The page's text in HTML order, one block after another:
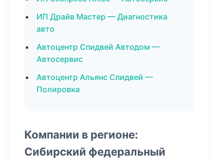
ИП Драйв Мастер — Диагностика
авто
Автоцентр Спидвей Автодом —
Автосервис
Автоцентр Альянс Спидвей —
Полировка
Компании в регионе:
Сибирский федеральный